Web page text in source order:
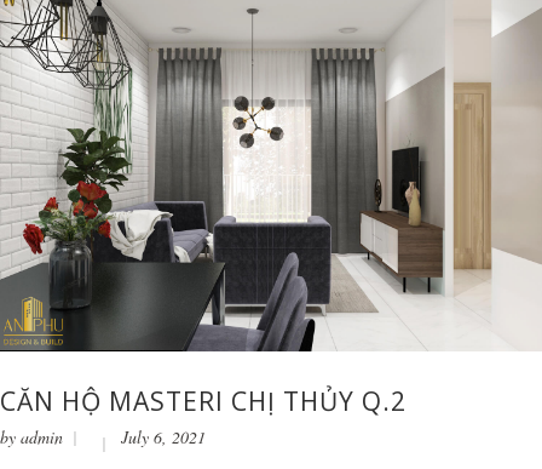
CĂN HỘ MASTERI CHỊ THỦY Q.2
by admin July 6, 2021